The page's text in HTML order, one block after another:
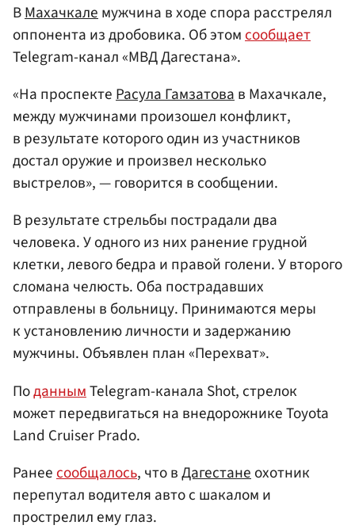
ВМахачкалемужчина в ходе спора расстрелял
оппонента из дробовика. Об этомсообщает
Telegram-канал «МВД Дагестана».
«На проспектеРасула Гамзатовав Махачкале,
между мужчинами произошел конфликт,
в результате которого один из участников
достал оружие и произвел несколько
выстрелов», — говорится в сообщении.
В результате стрельбы пострадали два
человека. У одного из них ранение грудной
клетки, левого бедра и правой голени. У второго
сломана челюсть. Оба пострадавших
отправлены в больницу. Принимаются меры
к установлению личности и задержанию
мужчины. Объявлен план «Перехват».
ПоданнымTelegram-канала Shot, стрелок
может передвигаться на внедорожнике Toyota
Land Cruiser Prado.
Ранеесообщалось, что вДагестанеохотник
перепутал водителя авто с шакалом и
прострелил ему глаз.